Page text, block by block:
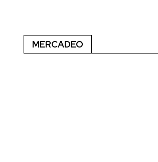
MERCADEO